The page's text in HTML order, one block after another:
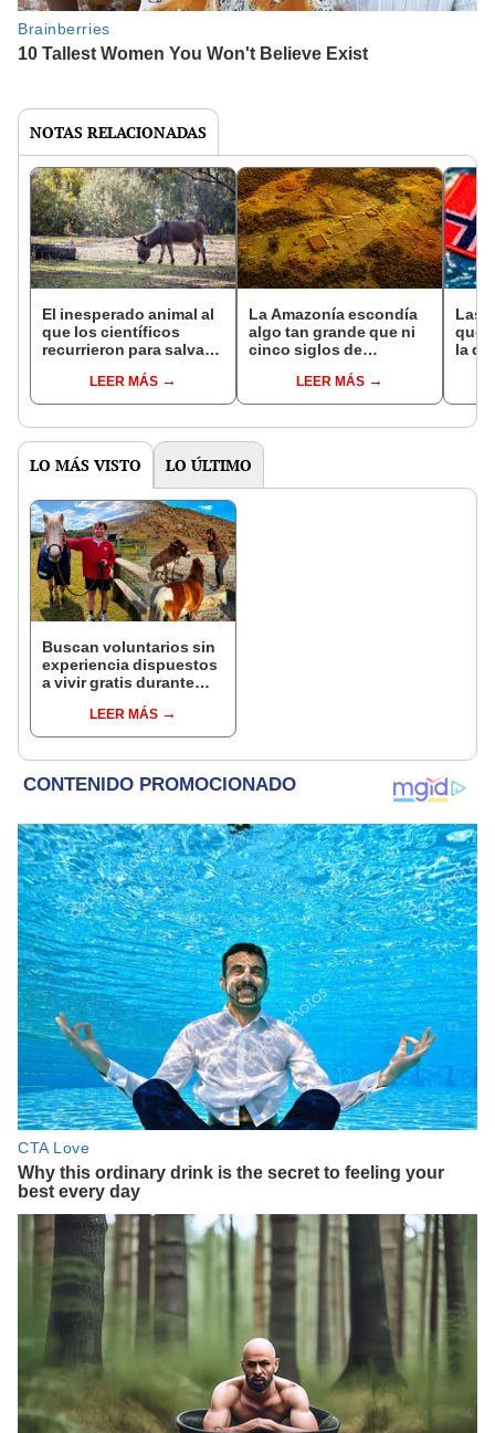
NOTAS RELACIONADAS
El inesperado animal al
que los científicos
recurrieron para salvar
reintroducción de un
asno salvaje está
en un paisaje con más
vida
LEER MÁS
La Amazonía escondía
algo tan grande que ni
cinco siglos de
encontrarlo: el hallazgo
podría cambiar todo lo
pasado
LEER MÁS
Las
que
la de
LO MÁS VISTO LO ÚLTIMO
Buscan voluntarios sin
experiencia dispuestos
a vivir gratis durante
cuidar caballos, burros
y otros animales
LEER MÁS